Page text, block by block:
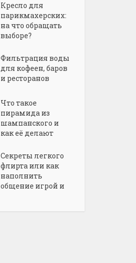
Кресло для
парикмахерских:
на что обращать
Фильтрация воды
для кофеен, баров
и ресторанов
Что такое
пирамида из
шампанского и
как её делают
Секреты легкого
флирта или как
наполнить
общение игрой и